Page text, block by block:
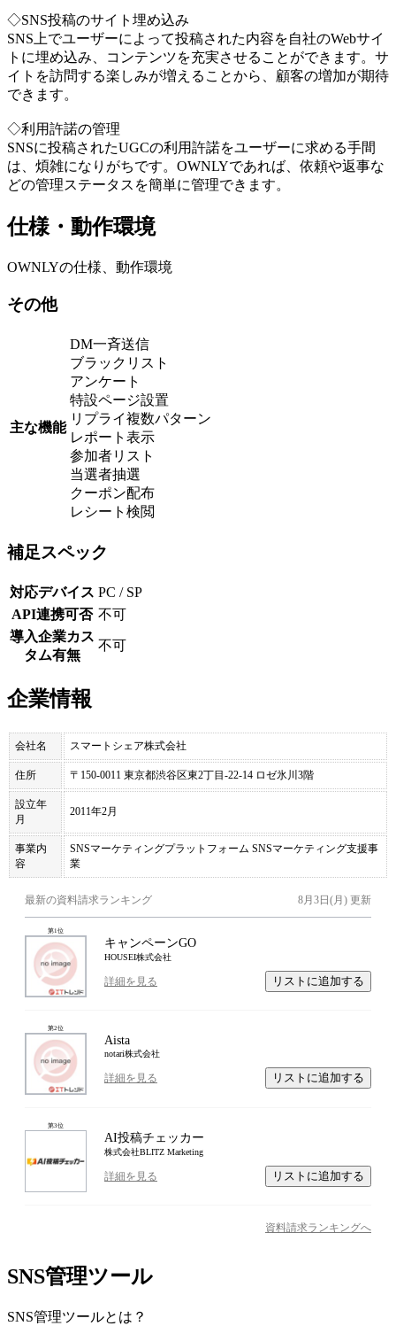
◇SNS投稿のサイト埋め込み
SNS上でユーザーによって投稿された内容を自社のWebサイ
トに埋め込み、コンテンツを充実させることができます。サ
イトを訪問する楽しみが増えることから、顧客の増加が期待
できます。
◇利用許諾の管理
SNSに投稿されたUGCの利用許諾をユーザーに求める手間
は、煩雑になりがちです。OWNLYであれば、依頼や返事な
どの管理ステータスを簡単に管理できます。
仕様・動作環境
OWNLYの仕様、動作環境
その他
主な機能
DM一斉送信
ブラックリスト
アンケート
特設ページ設置
リプライ複数パターン
レポート表示
参加者リスト
当選者抽選
クーポン配布
レシート検閲
補足スペック
対応デバイス PC / SP
API連携可否 不可
導入企業カス
タム有無
不可
企業情報
会社名 スマートシェア株式会社
住所 〒150-0011 東京都渋谷区東2丁目-22-14 ロゼ氷川3階
設立年
月
2011年2月
事業内
容
SNSマーケティングプラットフォーム SNSマーケティング支援事
業
最新の資料請求ランキング 8月3日(月) 更新
第1位
キャンペーンGO
HOUSEI株式会社
詳細を見る リストに追加する
第2位
Aista
notari株式会社
詳細を見る リストに追加する
第3位
AI投稿チェッカー
株式会社BLITZ Marketing
詳細を見る リストに追加する
資料請求ランキングへ
SNS管理ツール
SNS管理ツールとは？